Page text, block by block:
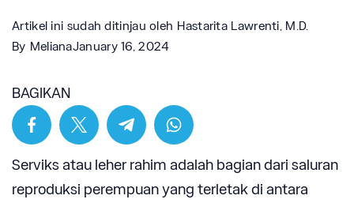
Artikel ini sudah ditinjau oleh Hastarita Lawrenti, M.D.
By MelianaJanuary 16, 2024
BAGIKAN
Serviks atau leher rahim adalah bagiandari saluran
reproduksi perempuanyang terletakdi antara